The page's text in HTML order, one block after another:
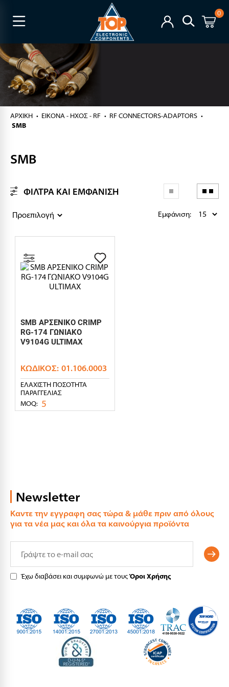
0
ΑΡΧΙΚΉ ΕΙΚΟΝΑ - ΗΧΟΣ - RF
RF CONNECTORS-ADAPTORS
SMB
SMB
ΦΙΛΤΡΑ ΚΑΙ ΕΜΦΑΝΙΣΗ
Εμφάνιση:
SMB ΑΡΣΕΝΙΚΟ CRIMP
RG-174 ΓΩΝΙΑΚΟ
V9104G ULTIMAX
ΚΩΔΙΚΌΣ: 01.106.0003
ΕΛΆΧΙΣΤΗ ΠΟΣΌΤΗΤΑ
ΠΑΡΑΓΓΕΛΊΑΣ
MOQ: 5
Newsletter
Καντε την εγγραφη σας τώρα & μάθε πριν από όλους
για τα νέα μας και όλα τα καινούργια προϊόντα
Έχω διαβάσει και συμφωνώ με τουςΌροι Χρήσης